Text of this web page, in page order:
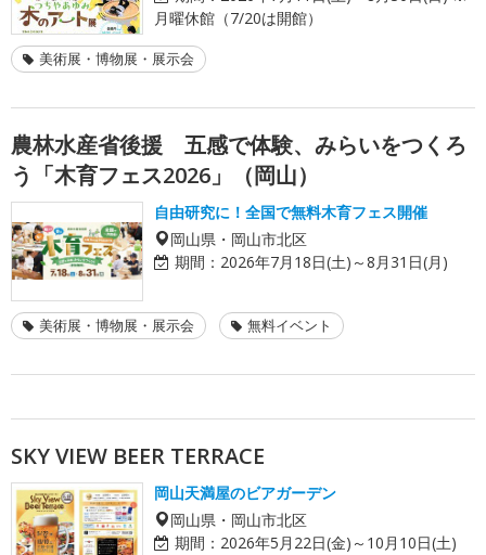
月曜休館（7/20は開館）
美術展・博物展・展示会
農林水産省後援 五感で体験、みらいをつくろ
う「木育フェス2026」（岡山）
自由研究に！全国で無料木育フェス開催
岡山県・岡山市北区
期間： 2026年7月18日(土)～8月31日(月)
美術展・博物展・展示会 無料イベント
SKY VIEW BEER TERRACE
岡山天満屋のビアガーデン
岡山県・岡山市北区
期間： 2026年5月22日(金)～10月10日(土)